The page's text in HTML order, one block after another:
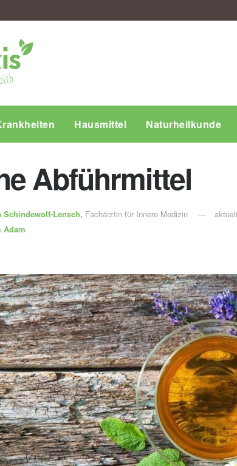
Hausmittel Naturheilkunde
Abführmittel
Schindewolf-Lensch, Fachärztin für Innere Medizin
Adam